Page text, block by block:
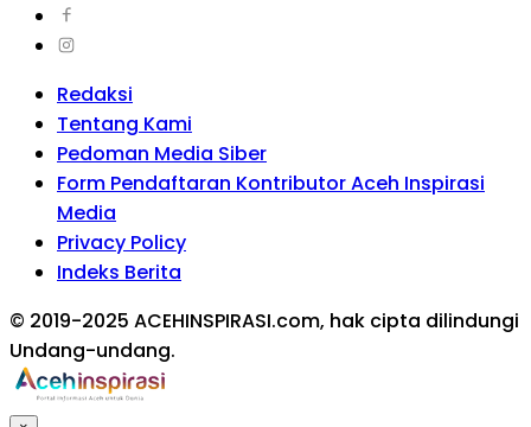
Redaksi
Tentang Kami
Pedoman Media Siber
Form Pendaftaran Kontributor Aceh Inspirasi
Media
Privacy Policy
Indeks Berita
© 2019-2025 ACEHINSPIRASI.com, hak cipta dilindungi
Undang-undang.